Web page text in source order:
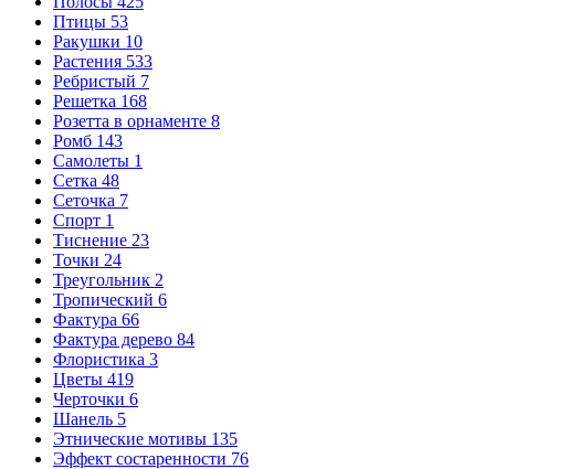
Птицы 53
Ракушки 10
Растения 533
Ребристый 7
Решетка 168
Розетта в орнаменте 8
Ромб 143
Самолеты 1
Сетка 48
Сеточка 7
Спорт 1
Тиснение 23
Точки 24
Треугольник 2
Тропический 6
Фактура 66
Фактура дерево 84
Флористика 3
Цветы 419
Черточки 6
Шанель 5
Этнические мотивы 135
Эффект состаренности 76